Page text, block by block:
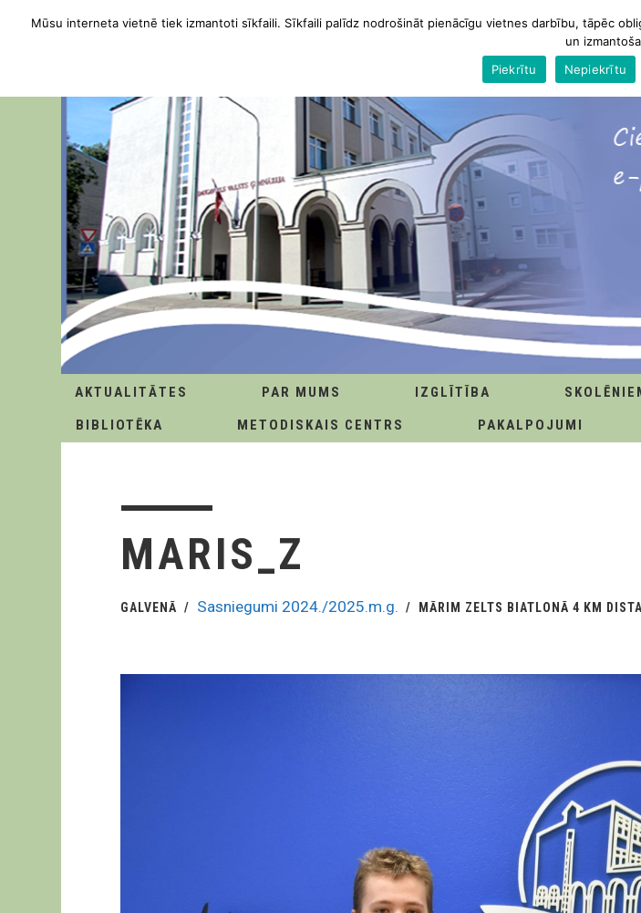
AKTUALITĀTES PAR MUMS IZGLĪTĪBA
BIBLIOTĒKA
METODISKAIS CENTRS PAKALPOJUMI
MARIS_Z
GALVENĀ Sasniegumi 2024./2025.m.g. MĀRIM ZELTS BIATLONĀ 4 KM
Mūsu interneta vietnē tiek izmantoti sīkfaili. Sīkfaili palīdz nodrošināt pienācīgu vietnes darbību, tāpēc
un
Piekrītu
Nepiekrītu